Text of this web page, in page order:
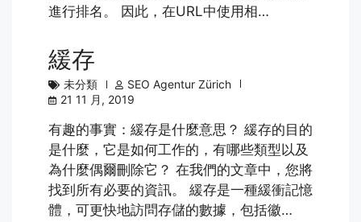
進行排名。 因此，在URL中使用相…
緩存
未分類
SEO Agentur Zürich
21 11 月, 2019
有趣的事實：緩存是什麼意思？ 緩存的目的
是什麼，它是如何工作的，有哪些類型以及
為什麼偶爾刪除它？ 在我們的文章中，您將
找到所有必要的資訊。 緩存是一種緩衝記憶
體，可更快地訪問存儲的數據，包括徽…